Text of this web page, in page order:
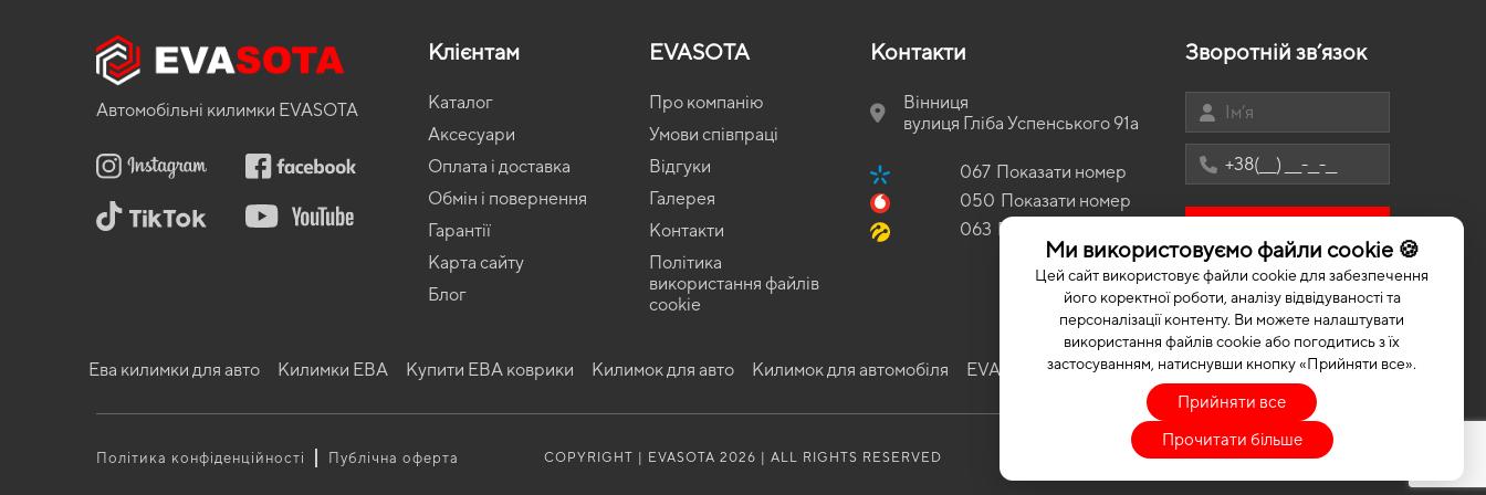
Переваги виробів з етиленвінілацетату очевидні:
надійність та довговічність. Килимком можна користуватися цілий рік, при цьому навіть через кілька років він не втрачає зовнішньої краси та функціональності, на відміну від тканинних або
стійкість до температурних перепадів. Етиленвінілацетат не боїться сильних морозів, не дубіє і не тріскається при -50. Йому не страшна і сильна спека, адже під час нагрівання він не
екологічність. ЕВА-матеріал не викликає алергічних реакцій, його можна замовити в автомобіль, де часто перевозять дітей;
унікальні кріплення для надійної фіксації на покриття для підлоги салону. Після встановлення килимок не ковзатиме під ногами, хоча дістати його буде просто.
Замовити в EVASOTA просто – вибрати марку авто, колір, додаткові опції та натиснути на відповідну кнопку.
Ми використовуємо файли cookie 🍪
Цей сайт використовує файли cookie для забезпечення
його коректної роботи, аналізу відвідуваності та
персоналізації контенту. Ви можете налаштувати
використання файлів cookie або погодитись з їх
застосуванням, натиснувши кнопку «Прийняти все».
Прийняти все
Прочитати більше
Автомобільні килимки EVASOTA
Клієнтам
Каталог
Аксесуари
Оплата і доставка
Обмін і повернення
Гарантії
Карта сайту
Блог
EVASOTA
Про компанію
Умови співпраці
Відгуки
Галерея
Контакти
Політика
використання файлів
cookie
Контакти
Вінниця
вулиця Гліба Успенського 91а
067 Показати номер
050 Показати номер
063 Показати номер
Зворотній зв’язок
Ева килимки для авто Килимки ЕВА Купити ЕВА коврики Килимок для авто Килимок для автомобіля EVA килимки EVA коврики офіційний сайт Поліки до машини
Політика конфіденційності Публічна оферта COPYRIGHT | EVASOTA 2026 | ALL RIGHTS RESERVED